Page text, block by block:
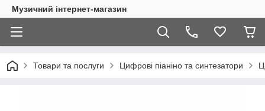
Музичний інтернет-магазин
Товари та послуги Цифрові піаніно та синтезатори